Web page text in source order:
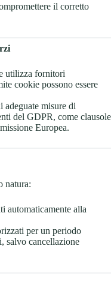
il corretto
utilizza fornitori
cookie possono essere
adeguate misure di
del GDPR, come clausole
Europea.
natura:
automaticamente alla
per un periodo
salvo cancellazione